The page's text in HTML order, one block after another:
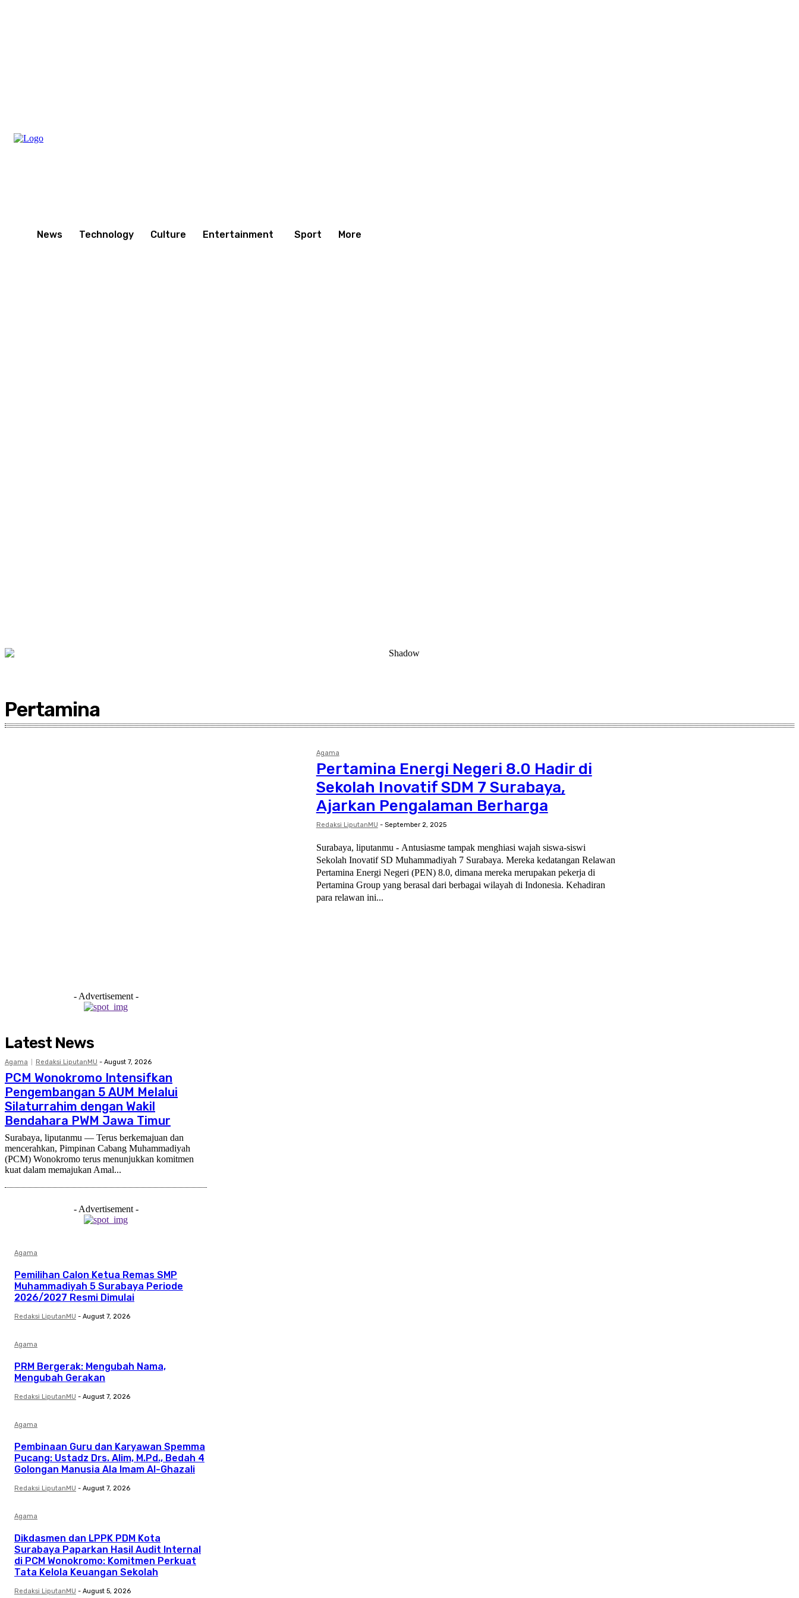
News Technology Culture Entertainment Sport More
Pertamina
Agama
Pertamina Energi Negeri 8.0 Hadir di
Sekolah Inovatif SDM 7 Surabaya,
Ajarkan Pengalaman Berharga
Redaksi LiputanMU - September 2, 2025
Surabaya, liputanmu - Antusiasme tampak menghiasi wajah siswa-siswi
Sekolah Inovatif SD Muhammadiyah 7 Surabaya. Mereka kedatangan Relawan
Pertamina Energi Negeri (PEN) 8.0, dimana mereka merupakan pekerja di
Pertamina Group yang berasal dari berbagai wilayah di Indonesia. Kehadiran
para relawan ini...
- Advertisement -
Latest News
Agama Redaksi LiputanMU - August 7, 2026
PCM Wonokromo Intensifkan
Pengembangan 5 AUM Melalui
Silaturrahim dengan Wakil
Bendahara PWM Jawa Timur
Surabaya, liputanmu — Terus berkemajuan dan
mencerahkan, Pimpinan Cabang Muhammadiyah
(PCM) Wonokromo terus menunjukkan komitmen
kuat dalam memajukan Amal...
- Advertisement -
Agama
Pemilihan Calon Ketua Remas SMP
Muhammadiyah 5 Surabaya Periode
2026/2027 Resmi Dimulai
Redaksi LiputanMU - August 7, 2026
Agama
PRM Bergerak: Mengubah Nama,
Mengubah Gerakan
Redaksi LiputanMU - August 7, 2026
Agama
Pembinaan Guru dan Karyawan Spemma
Pucang: Ustadz Drs. Alim, M.Pd., Bedah 4
Golongan Manusia Ala Imam Al-Ghazali
Redaksi LiputanMU - August 7, 2026
Agama
Dikdasmen dan LPPK PDM Kota
Surabaya Paparkan Hasil Audit Internal
di PCM Wonokromo: Komitmen Perkuat
Tata Kelola Keuangan Sekolah
Redaksi LiputanMU - August 5, 2026